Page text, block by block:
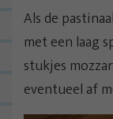
Als de
met een laag
stukjes
eventueel af